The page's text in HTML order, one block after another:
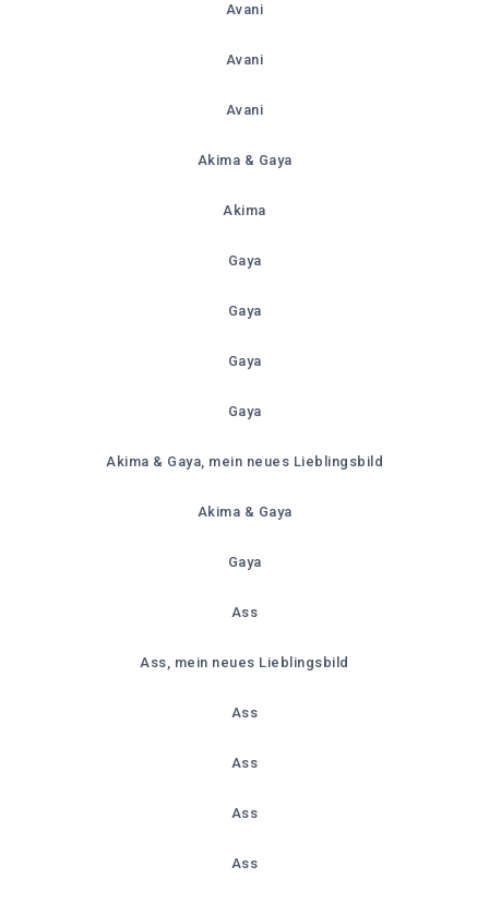
Avani
Avani
Avani
Akima & Gaya
Akima
Gaya
Gaya
Gaya
Gaya
Akima & Gaya, mein neues Lieblingsbild
Akima & Gaya
Gaya
Ass
Ass, mein neues Lieblingsbild
Ass
Ass
Ass
Ass